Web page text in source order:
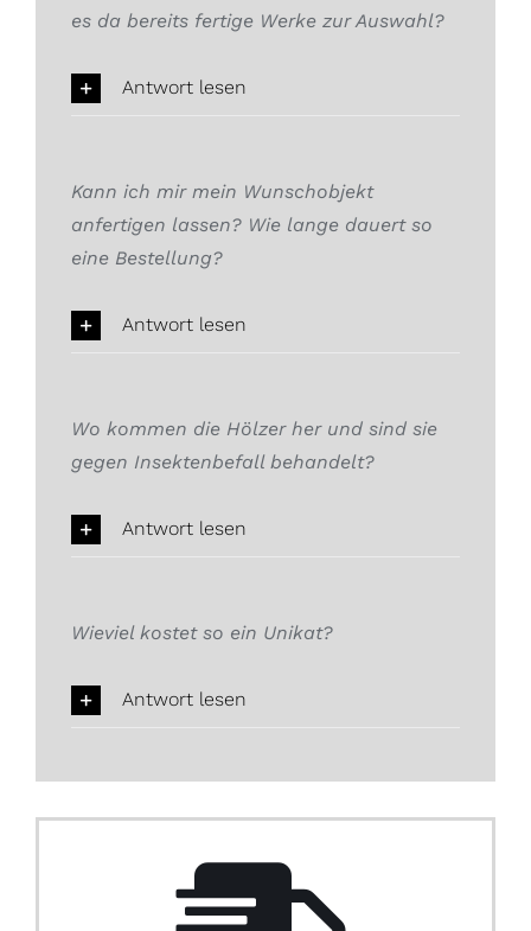
es da bereits fertige Werke zur Auswahl?
Antwort lesen
Kann ich mir mein Wunschobjekt
anfertigen lassen? Wie lange dauert so
eine Bestellung?
Antwort lesen
Wo kommen die Hölzer her und sind sie
gegen Insektenbefall behandelt?
Antwort lesen
Wieviel kostet so ein Unikat?
Antwort lesen